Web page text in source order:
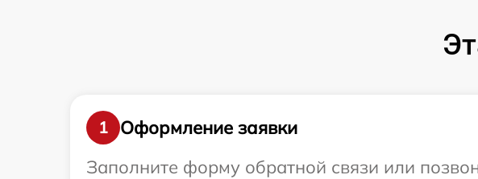
1
Оформление заявки
Заполните форму обратной связи или